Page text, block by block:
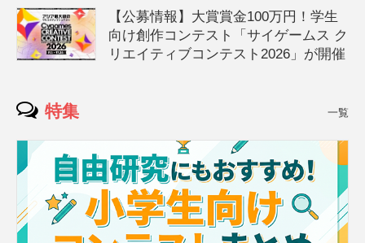
【公募情報】大賞賞金100万円！学生
向け創作コンテスト「サイゲームス ク
リエイティブコンテスト2026」が開催
特集 一覧